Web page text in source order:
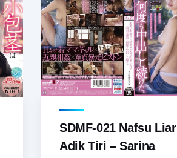
SDMF-021 Nafsu Liar
Adik Tiri – Sarina